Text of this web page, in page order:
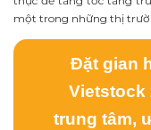
một trong những thị
Đặt gian
Vietstock
trung tâm,